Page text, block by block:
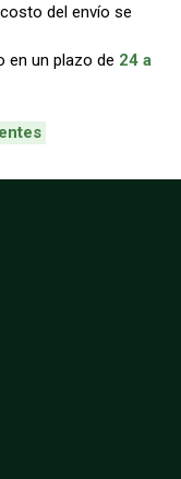
del envío se
en un plazo de 24 a